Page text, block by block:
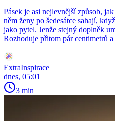
Pásek je asi nejlevnější způsob,
něm ženy po šedesátce sahají,
jako pytel. Jenže stejný doplněk
Rozhoduje přitom pár centimetrů
ExtraInspirace
dnes, 05:01
3 min